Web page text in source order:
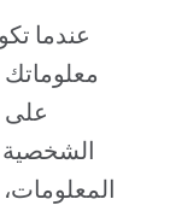
عندما
على
الشخصية